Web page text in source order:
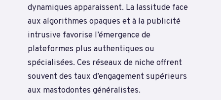
dynamiques apparaissent. La lassitude face
aux algorithmes opaques et à la publicité
intrusive favorise l’émergence de
plateformes plus authentiques ou
spécialisées. Ces réseaux de niche offrent
souvent des taux d’engagement supérieurs
aux mastodontes généralistes.